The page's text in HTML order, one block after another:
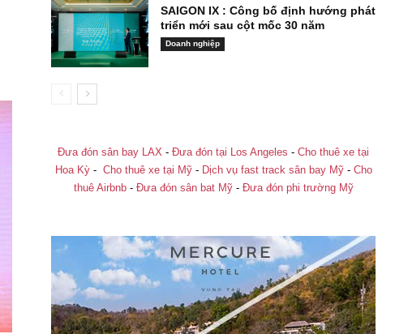
SAIGON IX : Công bố định hướng phát
triển mới sau cột mốc 30 năm
Doanh nghiệp
Đưa đón sân bay LAX - Đưa đón tại Los Angeles - Cho thuê xe tại
Hoa Kỳ- Cho thuê xe tại Mỹ- Dịch vụ fast track sân bay Mỹ- Cho
thuê Airbnb- Đưa đón sân bat Mỹ- Đưa đón phi trường Mỹ